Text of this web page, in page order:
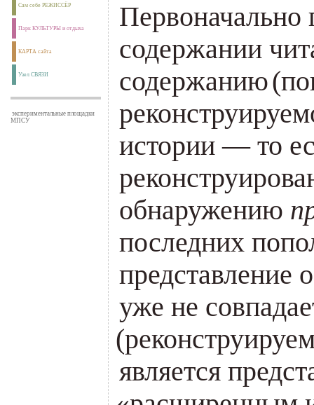
Сам себе РЕЖИССЁР
Парк КУЛЬТУРЫ и отдыха
КАРТА сайта
Узел СВЯЗИ
экспериментальные площадки
МПСУ
Первоначально
содержании
содержанию(
истории — то
обнаружению
последних
представление
уже не
(
является